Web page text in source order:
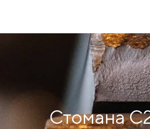
Стомана